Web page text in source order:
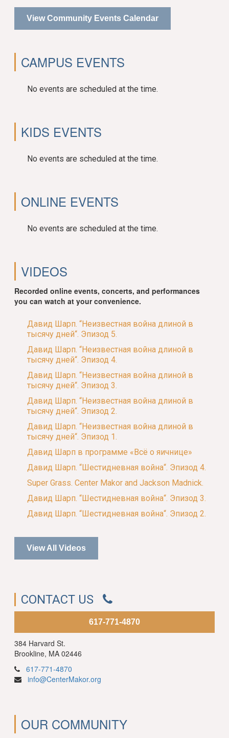
View Community Events Calendar
CAMPUS EVENTS
No events are scheduled at the time.
KIDS EVENTS
No events are scheduled at the time.
ONLINE EVENTS
No events are scheduled at the time.
VIDEOS
Recorded online events, concerts, and performances
you can watch at your convenience.
Давид Шарп. “Неизвестная война длиной в
тысячу дней“. Эпизод 5.
Давид Шарп. “Неизвестная война длиной в
тысячу дней“. Эпизод 4.
Давид Шарп. “Неизвестная война длиной в
тысячу дней“. Эпизод 3.
Давид Шарп. “Неизвестная война длиной в
тысячу дней“. Эпизод 2.
Давид Шарп. “Неизвестная война длиной в
тысячу дней“. Эпизод 1.
Давид Шарп в программе «Всё о яичнице»
Давид Шарп. “Шестидневная война“. Эпизод 4.
Super Grass. Center Makor and Jackson Madnick.
Давид Шарп. “Шестидневная война“. Эпизод 3.
Давид Шарп. “Шестидневная война“. Эпизод 2.
View All Videos
CONTACT US
617-771-4870
384 Harvard St.
Brookline, MA 02446
617-771-4870
info@CenterMakor.org
OUR COMMUNITY